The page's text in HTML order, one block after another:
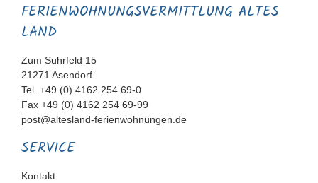
FERIENWOHNUNGS­VERMITTLUNG ALTES
LAND
Zum Suhrfeld 15
21271 Asendorf
Tel. +49 (0) 4162 254 69-0
Fax +49 (0) 4162 254 69-99
post@altesland-ferienwohnungen.de
SERVICE
Navigation
Kontakt